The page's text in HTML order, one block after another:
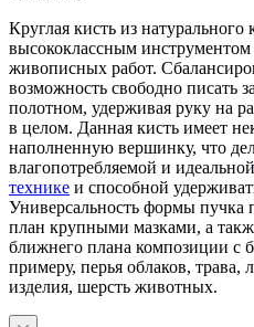
Круглая кисть из натурального
высококлассным
живописных работ.
возможность свободно писать
полотном, удерживая руку на
в целом. Данная кисть имеет
наполненную вершинку, что
влагопотребляемой и идеальной
технике и способной
Универсальность формы пучка
план крупными мазками, а
ближнего плана композиции с
примеру, перья облаков, трава,
изделия, шерсть животных.